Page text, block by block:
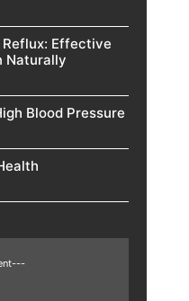
Effective
Naturally
Blood Pressure